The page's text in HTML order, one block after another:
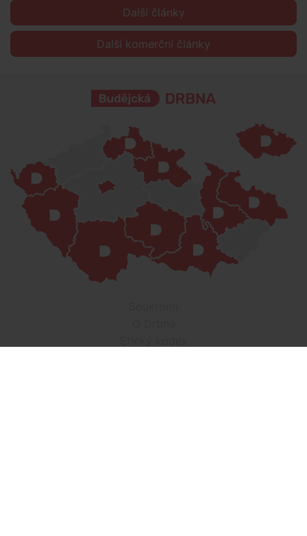
Další články
Další komerční články